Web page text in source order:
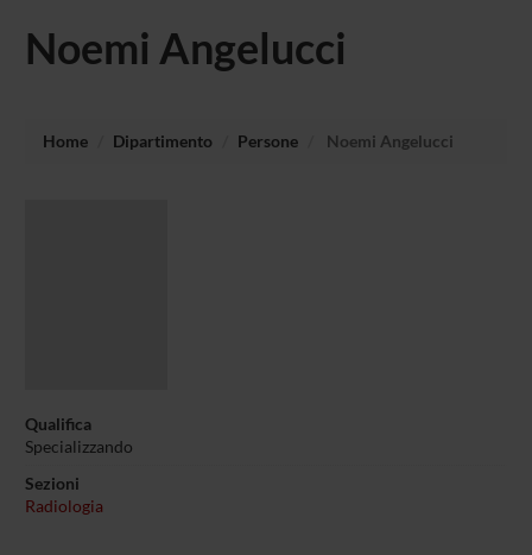
Noemi Angelucci
Home Dipartimento Persone Noemi Angelucci
Qualifica
Specializzando
Sezioni
Radiologia